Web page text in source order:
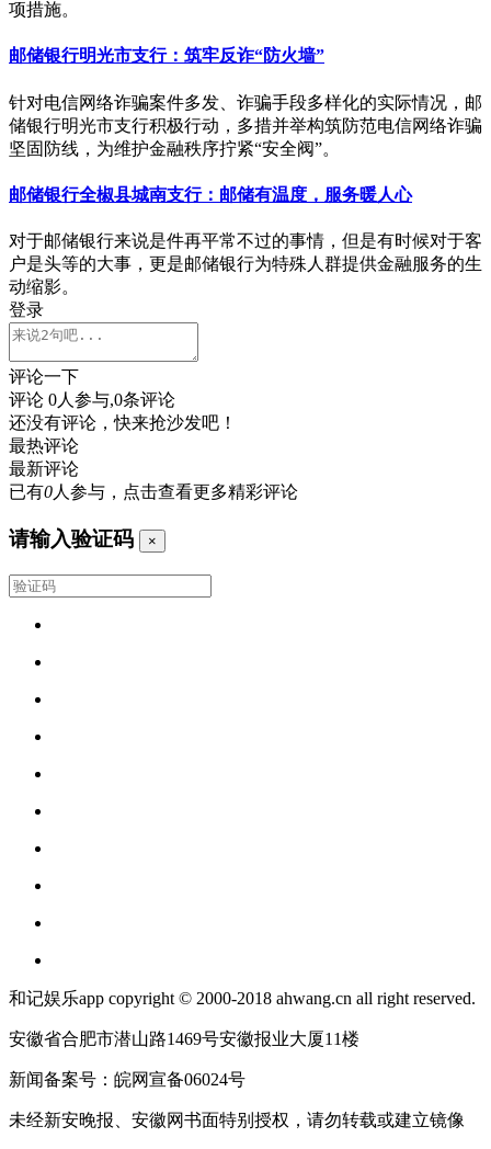
项措施。
邮储银行明光市支行：筑牢反诈“防火墙”
针对电信网络诈骗案件多发、诈骗手段多样化的实际情况，邮
储银行明光市支行积极行动，多措并举构筑防范电信网络诈骗
坚固防线，为维护金融秩序拧紧“安全阀”。
邮储银行全椒县城南支行：邮储有温度，服务暖人心
对于邮储银行来说是件再平常不过的事情，但是有时候对于客
户是头等的大事，更是邮储银行为特殊人群提供金融服务的生
动缩影。
登录
评论一下
评论 0人参与,0条评论
还没有评论，快来抢沙发吧！
最热评论
最新评论
已有0人参与，点击查看更多精彩评论
请输入验证码 ×
和记娱乐app copyright © 2000-2018 ahwang.cn all right reserved.
安徽省合肥市潜山路1469号安徽报业大厦11楼
新闻备案号：皖网宣备06024号
未经新安晚报、安徽网书面特别授权，请勿转载或建立镜像